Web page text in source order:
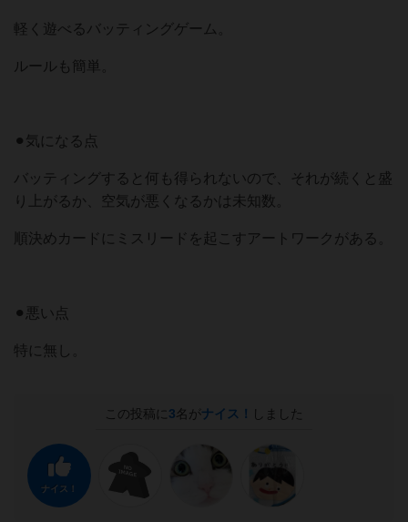
軽く遊べるバッティングゲーム。
ルールも簡単。
⚫︎気になる点
バッティングすると何も得られないので、それが続くと盛
り上がるか、空気が悪くなるかは未知数。
順決めカードにミスリードを起こすアートワークがある。
⚫︎悪い点
特に無し。
この投稿に 3名がナイス！ しました
ナイス！